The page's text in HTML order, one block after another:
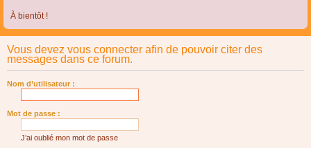
À bientôt !
Vous devez vous connecter afin de pouvoir citer des
messages dans ce forum.
Nom d’utilisateur :
Mot de passe :
J’ai oublié mon mot de passe